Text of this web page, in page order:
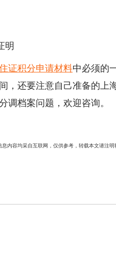
明
证积分申请材料中必须的
，还要注意自己准备的上
调档案问题，欢迎咨询。
息内容均采自互联网，仅供参考，转载本文请注